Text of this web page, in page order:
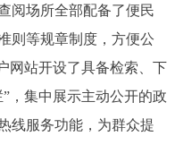
阅场所全部配备了便民
则等规章制度，方便公
网站开设了具备检索、下
，集中展示主动公开的政
线服务功能，为群众提